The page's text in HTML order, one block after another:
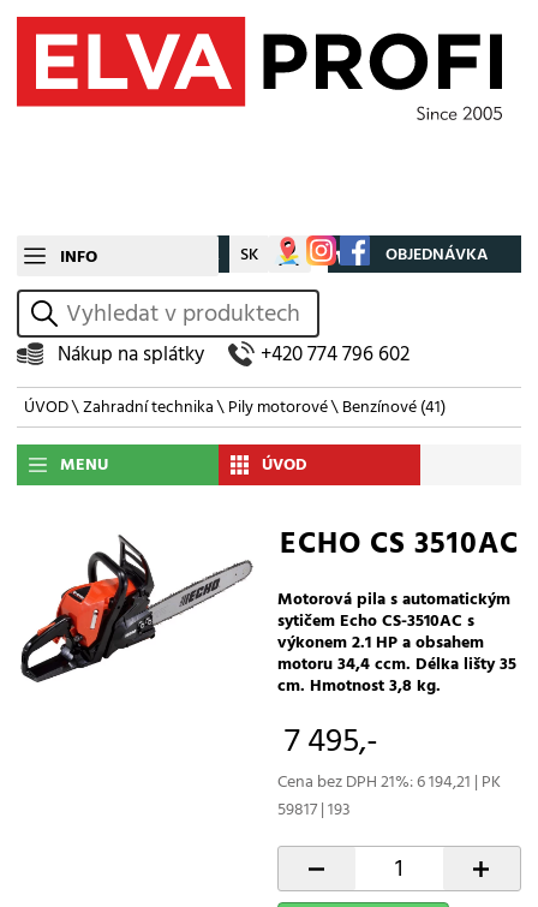
INFO CZ SK Můj účet OBJEDNÁVKA
vyhledat
Nákup na splátky +420 774 796 602
ÚVOD\Zahradní technika\Pily motorové\Benzínové(41)
MENU ÚVOD
ECHO CS 3510AC
Motorová pila s automatickým
sytičem Echo CS-3510AC s
výkonem 2.1 HP a obsahem
motoru 34,4 ccm. Délka lišty 35
cm. Hmotnost 3,8 kg.
7 495,-
Cena bez DPH 21%: 6 194,21 | PK
59817 | 193
- +